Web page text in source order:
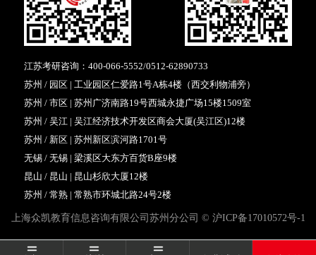
江苏考研咨询： 400-066-5552/0512-62890733
苏州 / 园区 | 工业园区仁爱路1号A栋4楼（西交利物浦旁）
苏州 / 市区 | 苏州广济南路19号西城永捷广场15楼1509室
苏州 / 吴江 | 吴江经济技术开发区商会大厦(吴江区)12楼
苏州 / 新区 | 苏州新区滨河路1701号
无锡 / 无锡 | 梁溪区大东方百货B座9楼
昆山 / 昆山 | 昆山杉欣大厦12楼
苏州 / 常熟 | 常熟市环城北路24号2楼
上海众凯教育信息咨询有限公司苏州分公司 © 沪ICP备17010572号-1